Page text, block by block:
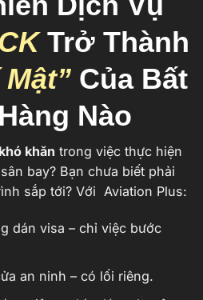
Trở Thành
Của Bất
Nào
khó khăn trong việc thực hiện
bay? Bạn chưa biết phải
sắp tới? Với Aviation Plus:
dán visa – chỉ việc bước
an ninh – có lối riêng.